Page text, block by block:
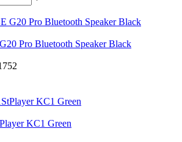
Pro Bluetooth Speaker Black
KC1 Green